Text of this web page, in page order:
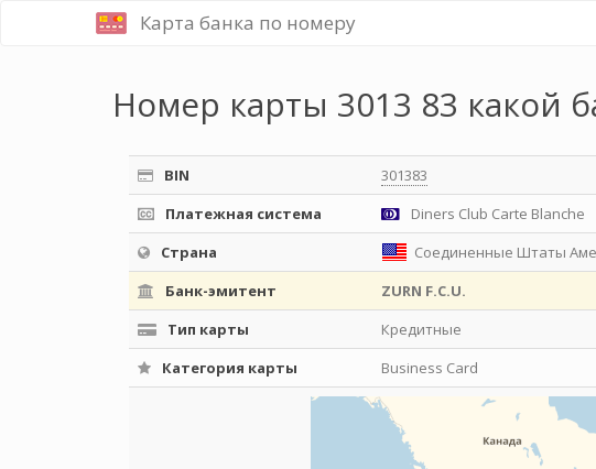
Карта банка по номеру
Номер карты 3013 83 какой
BIN
301383
Платежная система
Diners Club Carte Blanche
Страна
Соединенные Штаты
Банк-эмитент
ZURN F.C.U.
Тип карты
Кредитные
Категория карты
Business Card